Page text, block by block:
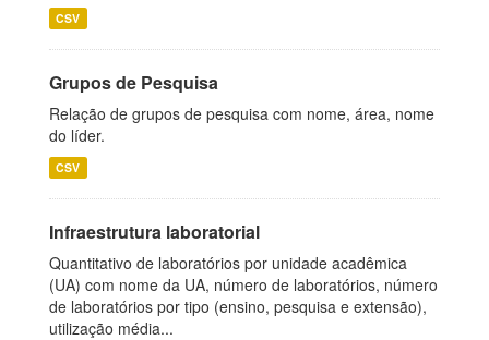
CSV
Grupos de Pesquisa
Relação de grupos de pesquisa com nome, área, nome
do líder.
CSV
Infraestrutura laboratorial
Quantitativo de laboratórios por unidade acadêmica
(UA) com nome da UA, número de laboratórios, número
de laboratórios por tipo (ensino, pesquisa e extensão),
utilização média...